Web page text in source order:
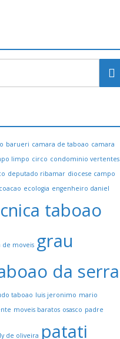
barueri camara de taboao camara
limpo circo condominio vertentes
deputado ribamar diocese campo
ecologia engenheiro daniel
taboao
de moveis grau
da serra
taboao luis jeronimo mario
moveis baratos osasco padre
de oliveira patati